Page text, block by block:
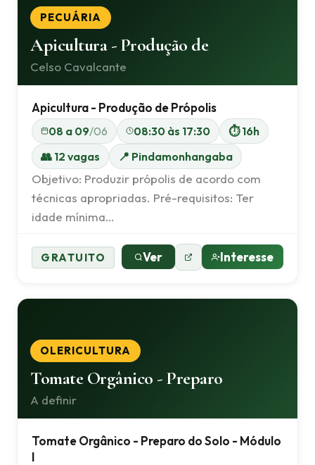
PECUÁRIA
Apicultura - Produção de
Celso Cavalcante
Apicultura - Produção de Própolis
08 a 09/06 08:30 às 17:30
⏱ 16h
👥 12 vagas
📍 Pindamonhangaba
Objetivo: Produzir própolis de acordo com
técnicas apropriadas. Pré-requisitos: Ter
idade mínima…
GRATUITO Ver Interesse
OLERICULTURA
Tomate Orgânico - Preparo
A definir
Tomate Orgânico - Preparo do Solo - Módulo
I